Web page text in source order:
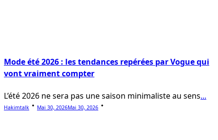
Mode été 2026 : les tendances repérées par Vogue qui
vont vraiment compter
L’été 2026 ne sera pas une saison minimaliste au sens...
Hakimtalk Mai 30, 2026Mai 30, 2026